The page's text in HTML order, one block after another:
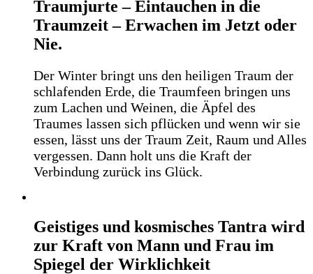
Traumjurte – Eintauchen in die
Traumzeit – Erwachen im Jetzt oder
Nie.
Der Winter bringt uns den heiligen Traum der
schlafenden Erde, die Traumfeen bringen uns
zum Lachen und Weinen, die Äpfel des
Traumes lassen sich pflücken und wenn wir sie
essen, lässt uns der Traum Zeit, Raum und Alles
vergessen. Dann holt uns die Kraft der
Verbindung zurück ins Glück.
Geistiges und kosmisches Tantra wird
zur Kraft von Mann und Frau im
Spiegel der Wirklichkeit